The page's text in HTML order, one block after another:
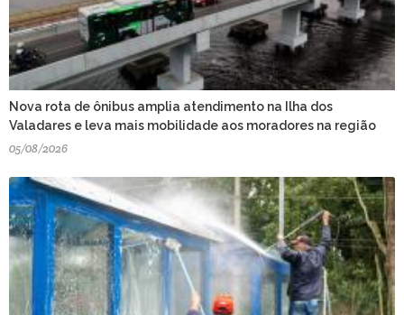
Nova rota de ônibus amplia atendimento na Ilha dos
Valadares e leva mais mobilidade aos moradores na região
05/08/2026